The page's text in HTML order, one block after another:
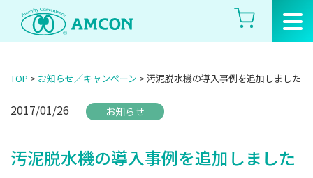
Skip
the
TOP > お知らせ／キャンペーン > 汚泥脱水機の導入事例を追加しました
2017/01/26 お知らせ
汚泥脱水機の導入事例を追加しました